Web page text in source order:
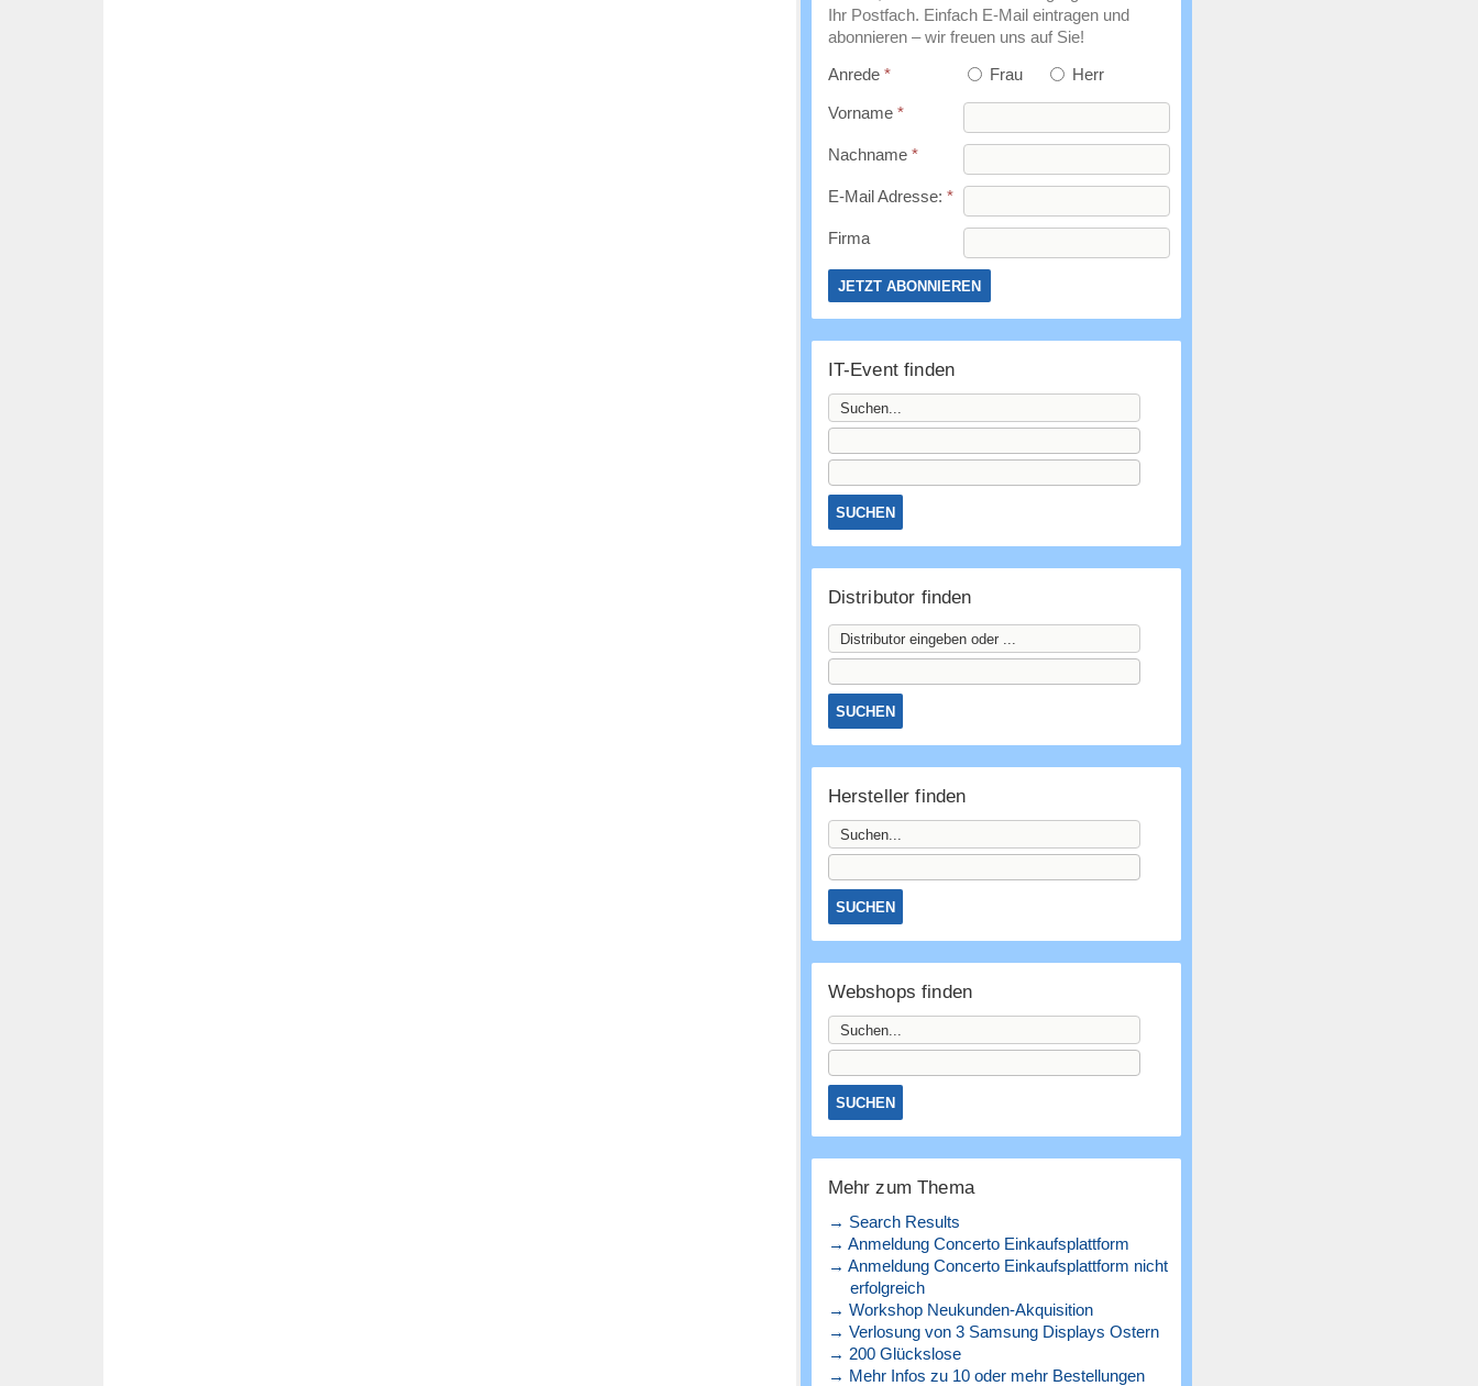
Ihr Postfach. Einfach E-Mail eintragen und
abonnieren – wir freuen uns auf Sie!
Anrede * Frau Herr
Vorname *
Nachname *
E-Mail Adresse: *
Firma
IT-Event finden
Distributor finden
Hersteller finden
Webshops finden
Mehr zum Thema
→ Search Results
→ Anmeldung Concerto Einkaufsplattform
→ Anmeldung Concerto Einkaufsplattform nicht
erfolgreich
→ Workshop Neukunden-Akquisition
→ Verlosung von 3 Samsung Displays Ostern
→ 200 Glückslose
→ Mehr Infos zu 10 oder mehr Bestellungen